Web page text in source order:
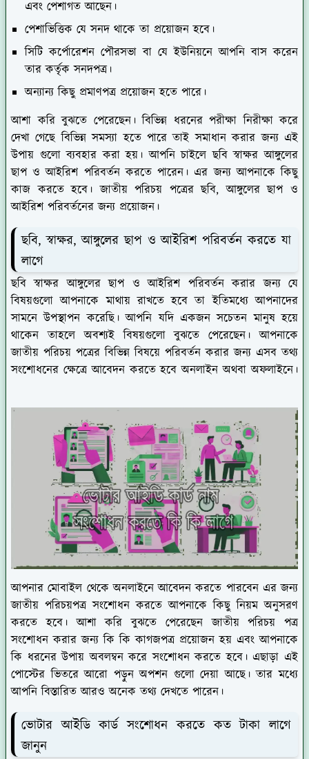
এবং পেশাগত আছেন।
পেশাভিত্তিক যে সনদ থাকে তা প্রয়োজন হবে।
সিটি কর্পোরেশন পৌরসভা বা যে ইউনিয়নে আপনি বাস করেন
তার কর্তৃক সনদপত্র।
অন্যান্য কিছু প্রমাণপত্র প্রয়োজন হতে পারে।
আশা করি বুঝতে পেরেছেন। বিভিন্ন ধরনের পরীক্ষা নিরীক্ষা করে
দেখা গেছে বিভিন্ন সমস্যা হতে পারে তাই সমাধান করার জন্য এই
উপায় গুলো ব্যবহার করা হয়। আপনি চাইলে ছবি স্বাক্ষর আঙ্গুলের
ছাপ ও আইরিশ পরিবর্তন করতে পারেন। এর জন্য আপনাকে কিছু
কাজ করতে হবে। জাতীয় পরিচয় পত্রের ছবি, আঙ্গুলের ছাপ ও
আইরিশ পরিবর্তনের জন্য প্রয়োজন।
ছবি, স্বাক্ষর, আঙ্গুলের ছাপ ও আইরিশ পরিবর্তন করতে যা
লাগে
ছবি স্বাক্ষর আঙ্গুলের ছাপ ও আইরিশ পরিবর্তন করার জন্য যে
বিষয়গুলো আপনাকে মাথায় রাখতে হবে তা ইতিমধ্যে আপনাদের
সামনে উপস্থাপন করেছি। আপনি যদি একজন সচেতন মানুষ হয়ে
থাকেন তাহলে অবশ্যই বিষয়গুলো বুঝতে পেরেছেন। আপনাকে
জাতীয় পরিচয় পত্রের বিভিন্ন বিষয়ে পরিবর্তন করার জন্য এসব তথ্য
সংশোধনের ক্ষেত্রে আবেদন করতে হবে অনলাইন অথবা অফলাইনে।
আপনার মোবাইল থেকে অনলাইনে আবেদন করতে পারবেন এর জন্য
জাতীয় পরিচয়পত্র সংশোধন করতে আপনাকে কিছু নিয়ম অনুসরণ
করতে হবে। আশা করি বুঝতে পেরেছেন জাতীয় পরিচয় পত্র
সংশোধন করার জন্য কি কি কাগজপত্র প্রয়োজন হয় এবং আপনাকে
কি ধরনের উপায় অবলম্বন করে সংশোধন করতে হবে। এছাড়া এই
পোস্টের ভিতরে আরো পড়ুন অপশন গুলো দেয়া আছে। তার মধ্যে
আপনি বিস্তারিত আরও অনেক তথ্য দেখতে পারেন।
ভোটার আইডি কার্ড সংশোধন করতে কত টাকা লাগে
জানুন